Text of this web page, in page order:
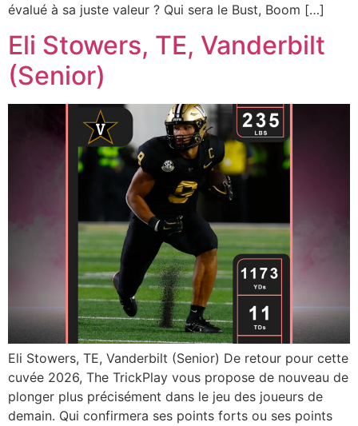
évalué à sa juste valeur ? Qui sera le Bust, Boom […]
Eli Stowers, TE, Vanderbilt
(Senior)
Eli Stowers, TE, Vanderbilt (Senior) De retour pour cette
cuvée 2026, The TrickPlay vous propose de nouveau de
plonger plus précisément dans le jeu des joueurs de
demain. Qui confirmera ses points forts ou ses points